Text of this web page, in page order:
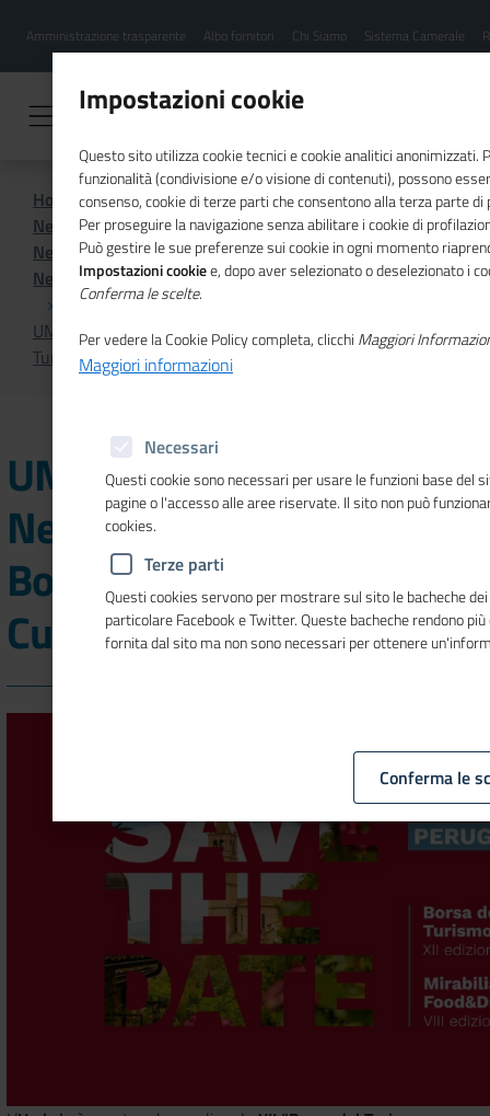
contenuto
Menu
hamburgher
Amministrazione trasparente Albo fornitori Chi Siamo Sistema Camerale
Home
Sistema Camerale
News dal sistema camerale
News dal sistema camerale - Archivio 2024
News dal sistema camerale - Archivio ottobre 2024
UMBRIA - Mirabilia Network, parte oggi la XII Borsa del
Turismo Culturale
UMBRIA - Mirabilia
Network, parte oggi la XII
Borsa del Turismo
Culturale
Impostazioni cookie
Questo sito utilizza cookie tecnici e cookie analitici anonimizzati.
funzionalità (condivisione e/o visione di contenuti), possono
consenso, cookie di terze parti che consentono alla terza parte
Per proseguire la navigazione senza abilitare i cookie di
Può gestire le sue preferenze sui cookie in ogni momento
Impostazioni cookiee, dopo aver selezionato o deselezionato i
Conferma le scelte.
Per vedere la Cookie Policy completa, clicchi Maggiori
Maggiori informazioni
Necessari
Questi cookie sono necessari per usare le funzioni base del
pagine o l'accesso alle aree riservate. Il sito non può
cookies.
Terze parti
Questi cookies servono per mostrare sul sito le bacheche
particolare Facebook e Twitter. Queste bacheche rendono
fornita dal sito ma non sono necessari per ottenere
Conferma le